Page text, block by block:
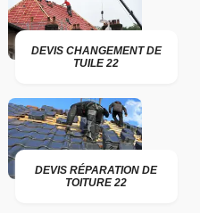
DEVIS CHANGEMENT DE
TUILE 22
DEVIS RÉPARATION DE
TOITURE 22